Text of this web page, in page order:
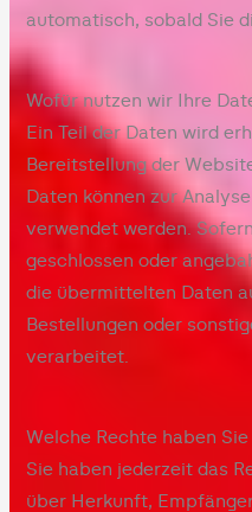
automatisch, sobald Sie
Wofür nutzen wir Ihre
Ein Teil der Daten wird
Bereitstellung der
Daten können zur
verwendet werden.
geschlossen oder
die übermittelten Daten
Bestellungen oder
verarbeitet.
Welche Rechte haben
Sie haben jederzeit das
über Herkunft,